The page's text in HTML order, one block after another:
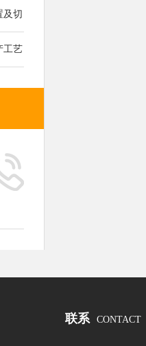
及切
工艺
联系 CONTACT